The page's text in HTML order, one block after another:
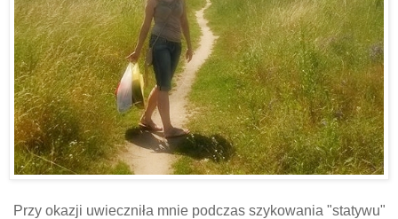
Przy okazji uwieczniła mnie podczas szykowania "statywu"